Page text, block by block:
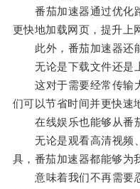
番茄加速器通过优化路
更快地加载网页，提升上
此外，番茄加速器还能
无论是下载文件还是上
这对于需要经常传输
们可以节省时间并更快速
在线娱乐也能够从番茄
无论是观看高清视频
具，番茄加速器都能够为
意味着我们不再需要忍